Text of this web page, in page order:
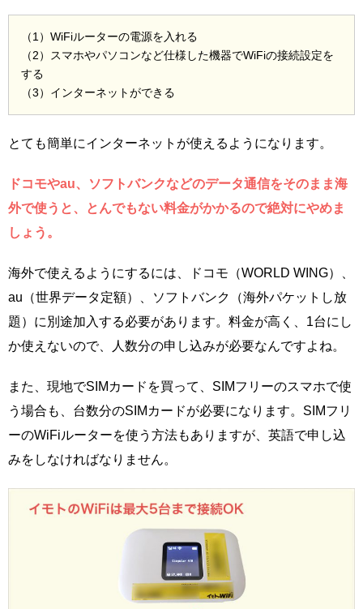
（1）WiFiルーターの電源を入れる
（2）スマホやパソコンなど仕様した機器でWiFiの接続設定を
する
（3）インターネットができる
とても簡単にインターネットが使えるようになります。
ドコモやau、ソフトバンクなどのデータ通信をそのまま海
外で使うと、とんでもない料金がかかるので絶対にやめま
しょう。
海外で使えるようにするには、ドコモ（WORLD WING）、
au（世界データ定額）、ソフトバンク（海外パケットし放
題）に別途加入する必要があります。料金が高く、1台にし
か使えないので、人数分の申し込みが必要なんですよね。
また、現地でSIMカードを買って、SIMフリーのスマホで使
う場合も、台数分のSIMカードが必要になります。SIMフリ
ーのWiFiルーターを使う方法もありますが、英語で申し込
みをしなければなりません。